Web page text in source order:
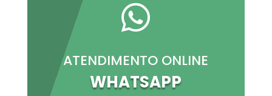

ATENDIMENTO ONLINE
WHATSAPP